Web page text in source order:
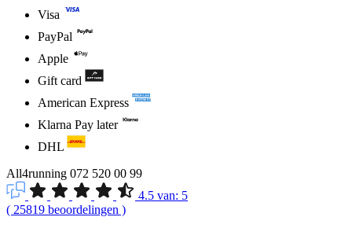
Visa
PayPal
Apple
Gift card
American Express
Klarna Pay later
DHL
All4running 072 520 00 99
4.5 van: 5
( 25819 beoordelingen )